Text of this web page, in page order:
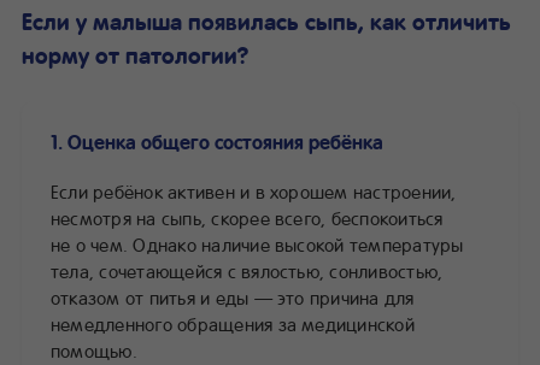
Если у малыша появилась сыпь, как отличить
норму от патологии?
1. Оценка общего состояния ребёнка
Если ребёнок активен и в хорошем настроении,
несмотря на сыпь, скорее всего, беспокоиться
не о чем. Однако наличие высокой температуры
тела, сочетающейся с вялостью, сонливостью,
отказом от питья и еды — это причина для
немедленного обращения за медицинской
помощью.